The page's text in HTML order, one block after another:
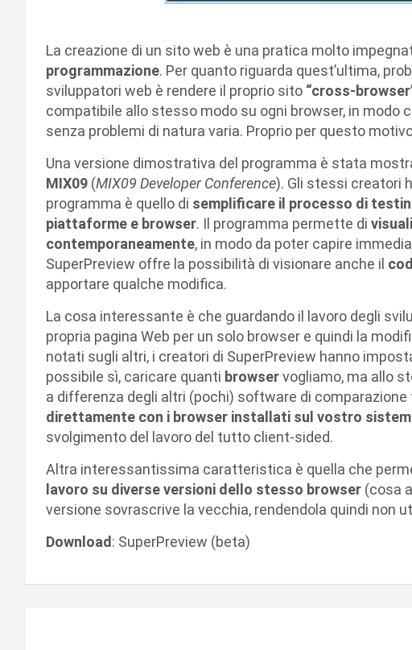
La creazione di un sito web è una pratica molto
programmazione. Per quanto riguarda quest’ultima,
sviluppatori web è rendere il proprio sito “cross-
compatibile allo stesso modo su ogni browser, in modo
senza problemi di natura varia. Proprio per questo
Una versione dimostrativa del programma è stata
MIX09 (MIX09 Developer Conference). Gli stessi creatori
programma è quello di semplificare il processo di
piattaforme e browser. Il programma permette di
contemporaneamente, in modo da poter capire
SuperPreview offre la possibilità di visionare anche il
apportare qualche modifica.
La cosa interessante è che guardando il lavoro degli
propria pagina Web per un solo browser e quindi la
notati sugli altri, i creatori di SuperPreview hanno
possibile sì, caricare quanti browservogliamo, ma allo
a differenza degli altri (pochi) software di comparazione
direttamente con i browser installati sul vostro
svolgimento del lavoro del tutto client-sided.
Altra interessantissima caratteristica è quella che
lavoro su diverse versioni dello stesso browser (cosa
versione sovrascrive la vecchia, rendendola quindi non
Download : SuperPreview (beta)